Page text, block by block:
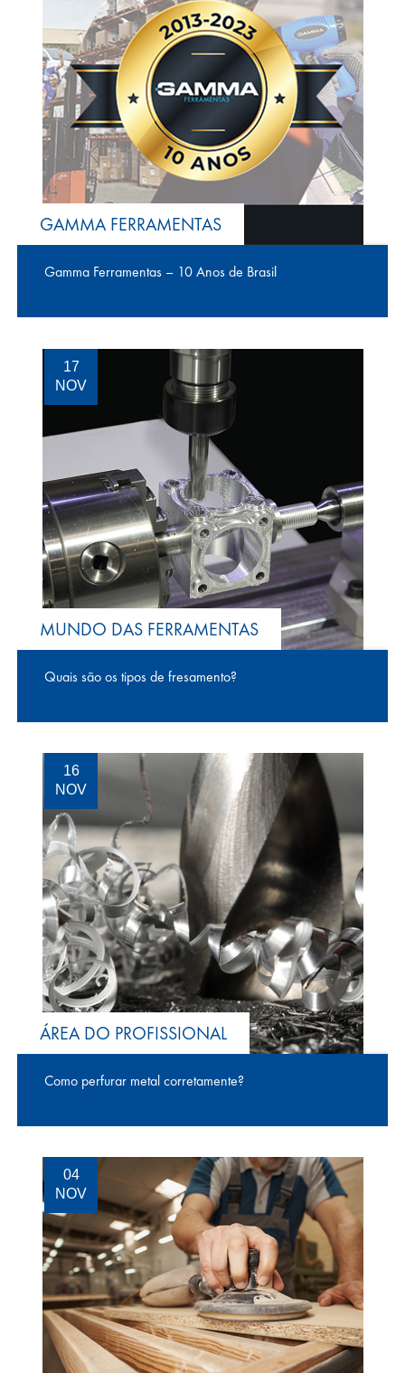
GAMMA FERRAMENTAS
Gamma Ferramentas – 10 Anos de Brasil
17
NOV
MUNDO DAS FERRAMENTAS
Quais são os tipos de fresamento?
16
NOV
ÁREA DO PROFISSIONAL
Como perfurar metal corretamente?
04
NOV